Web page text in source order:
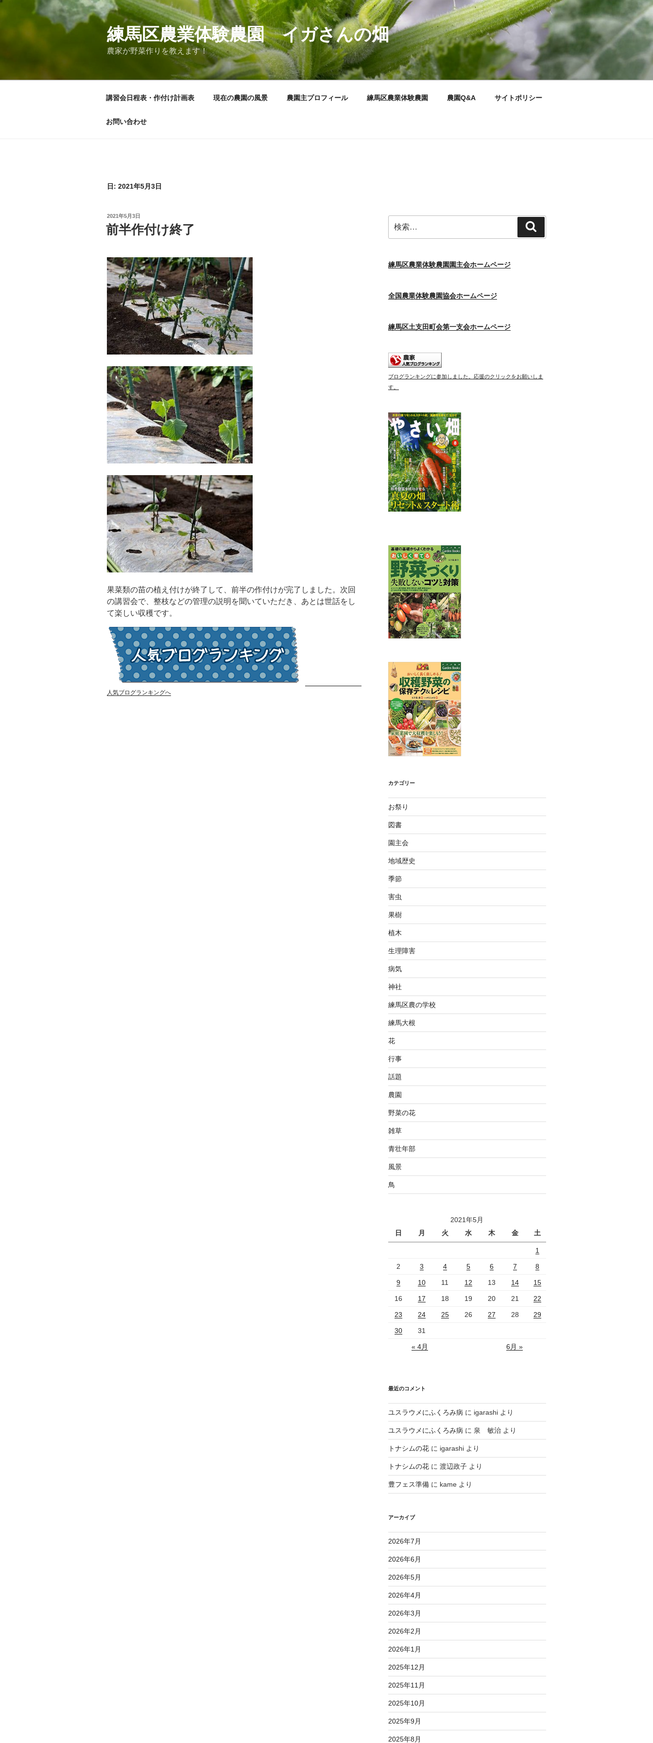
コ
練馬区農業体験農園 イガさんの畑
農家が野菜作りを教えます！
講習会日程表・作付け計画表 現在の農園の風景 農園主プロフィール 練馬区農業体験農園 農園Q&A サイトポリシー
お問い合わせ
日: 2021年5月3日
投
稿
日:
2021年5月3日
前半作付け終了
果菜類の苗の植え付けが終了して、前半の作付けが完了しました。次回
の講習会で、整枝などの管理の説明を聞いていただき、あとは世話をし
て楽しい収穫です。
人気ブログランキングへ
索:
索
練馬区農業体験農園園主会ホームページ
全国農業体験農園協会ホームページ
練馬区土支田町会第一支会ホームページ
ブログランキングに参加しました。応援のクリックをお願いしま
す。
カテゴリー
お祭り
図書
園主会
地域歴史
季節
害虫
果樹
植木
生理障害
病気
神社
練馬区農の学校
練馬大根
花
行事
話題
農園
野菜の花
雑草
青壮年部
風景
鳥
2021年5月
日
月 火 水 木 金 土
1
2 3 4 5 6 7 8
9 10 11 12 13 14 15
16 17 18 19 20 21 22
23 24 25 26 27 28 29
30 31
« 4月 6月 »
最近のコメント
ユスラウメにふくろみ病 に igarashiより
ユスラウメにふくろみ病 に 泉 敏治より
トナシムの花に igarashiより
トナシムの花に 渡辺政子より
豊フェス準備に kameより
アーカイブ
2026年7月
2026年6月
2026年5月
2026年4月
2026年3月
2026年2月
2026年1月
2025年12月
2025年11月
2025年10月
2025年9月
2025年8月